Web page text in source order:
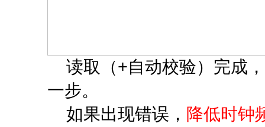
读取（+自动校验）完成
一步。
如果出现错误， 降低时钟